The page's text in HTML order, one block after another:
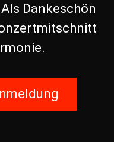
Dankeschön